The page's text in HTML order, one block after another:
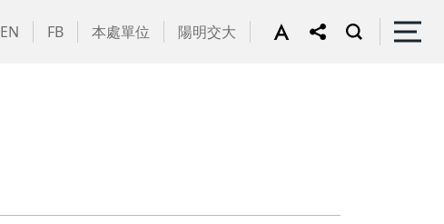
EN FB 本處單位 陽明交大